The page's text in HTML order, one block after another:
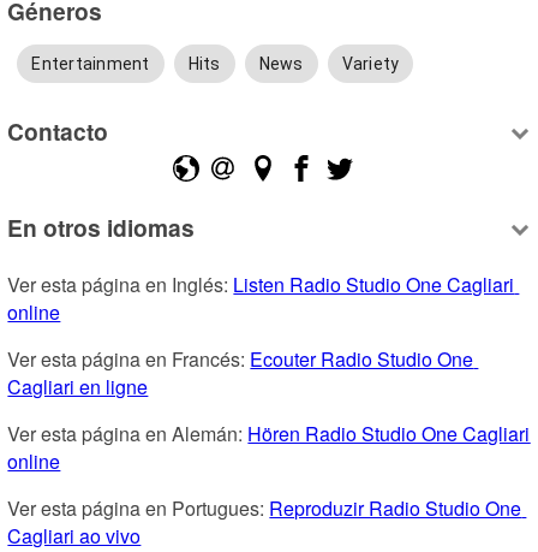
Géneros
Entertainment Hits News Variety
Contacto
En otros idiomas
Ver esta página en Inglés: Listen Radio Studio One Cagliari
online
Ver esta página en Francés: Ecouter Radio Studio One
Cagliari en ligne
Ver esta página en Alemán: Hören Radio Studio One Cagliari
online
Ver esta página en Portugues: Reproduzir Radio Studio One
Cagliari ao vivo